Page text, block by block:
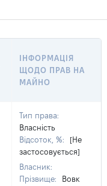
ІНФОРМАЦІЯ
ЩОДО ПРАВ НА
МАЙНО
Тип права:
Власність
Відсоток, %:
[Не
застосовується]
Власник:
Прізвище:
Вовк